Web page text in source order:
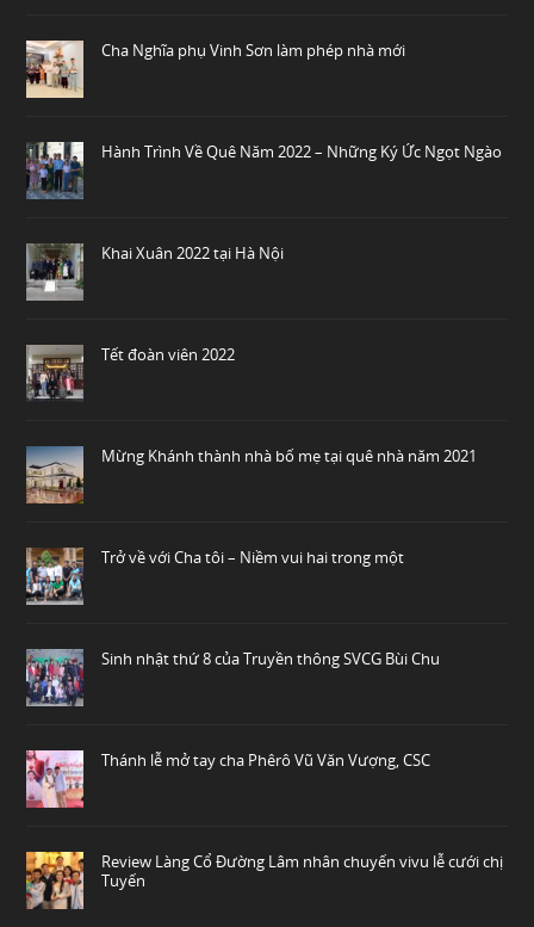
Cha Nghĩa phụ Vinh Sơn làm phép nhà mới
Hành Trình Về Quê Năm 2022 – Những Ký Ức Ngọt Ngào
Khai Xuân 2022 tại Hà Nội
Tết đoàn viên 2022
Mừng Khánh thành nhà bố mẹ tại quê nhà năm 2021
Trở về với Cha tôi – Niềm vui hai trong một
Sinh nhật thứ 8 của Truyền thông SVCG Bùi Chu
Thánh lễ mở tay cha Phêrô Vũ Văn Vượng, CSC
Review Làng Cổ Đường Lâm nhân chuyến vivu lễ cưới chị
Tuyến